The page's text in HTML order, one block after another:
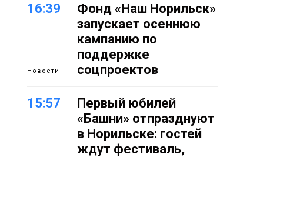
16:39
Новости
Фонд «Наш Норильск»
запускает осеннюю
кампанию по
поддержке
соцпроектов
15:57
Первый юбилей
«Башни» отпразднуют
в Норильске: гостей
ждут фестиваль,